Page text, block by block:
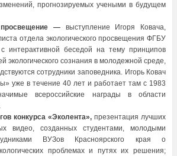
прогнозируемых учеными в будущем
просвещение — выступление Игоря Ковача,
отдела экологического просвещения ФГБУ
интерактивной беседой на тему принципов
экологического сознания в молодежной среде,
сотрудники заповедника. Игорь Ковач
уже в течение 40 лет и работает там с 1983
всероссийские награды в области
конкурса «Эколента»,презентация лучших
видео, созданных студентами, молодыми
ВУЗов Красноярского края о
проблемах и путях их решения;